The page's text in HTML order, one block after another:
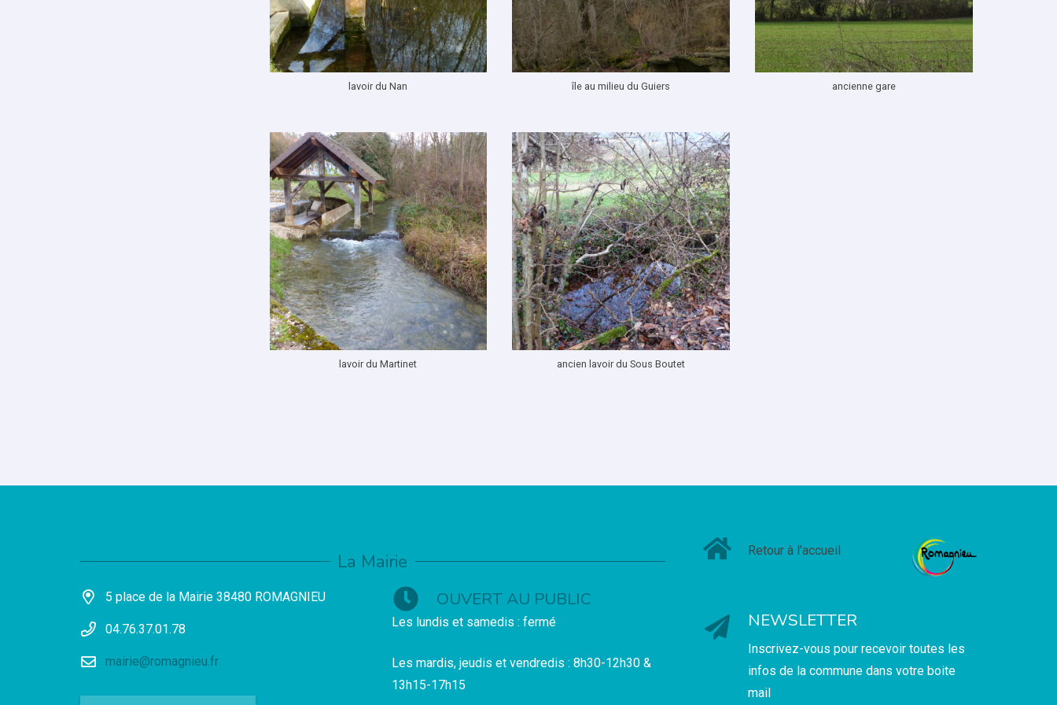
lavoir du Nan île au milieu du Guiers ancienne gare
lavoir du Martinet ancien lavoir du Sous Boutet
La Mairie
5 place de la Mairie 38480 ROMAGNIEU
04.76.37.01.78
mairie@romagnieu.fr
OUVERT AU PUBLIC
Les lundis et samedis : fermé
Les mardis, jeudis et vendredis : 8h30-12h30 &
13h15-17h15
Retour à l’accueil
NEWSLETTER
Inscrivez-vous pour recevoir toutes les
infos de la commune dans votre boite
mail